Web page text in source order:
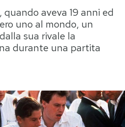
Consumismi
Storie/Idee
Ok Boomer!
Altrecose
Mondiali calcio 2026
aveva 19 anni ed
uno al mondo, un
sua rivale la
durante una partita